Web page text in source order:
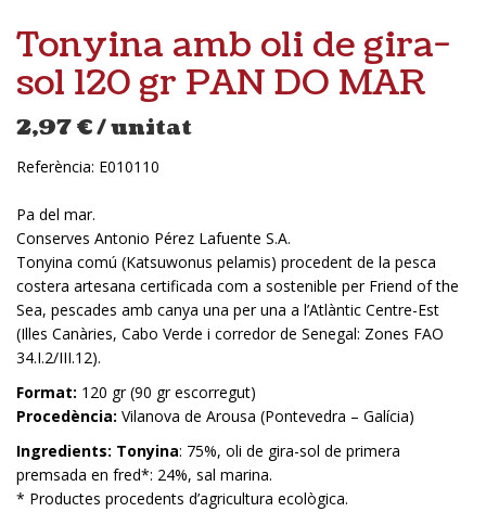
Tonyina amb oli de gira-
sol 120 gr PAN DO MAR
2,97€/ unitat
Referència: E010110
Pa del mar.
Conserves Antonio Pérez Lafuente S.A.
Tonyina comú (Katsuwonus pelamis) procedent de la pesca
costera artesana certificada com a sostenible per Friend of the
Sea, pescades amb canya una per una a l’Atlàntic Centre-Est
(Illes Canàries, Cabo Verde i corredor de Senegal: Zones FAO
34.I.2/III.12).
Format: 120 gr (90 gr escorregut)
Procedència: Vilanova de Arousa (Pontevedra – Galícia)
Ingredients: Tonyina: 75%, oli de gira-sol de primera
premsada en fred*: 24%, sal marina.
* Productes procedents d’agricultura ecològica.